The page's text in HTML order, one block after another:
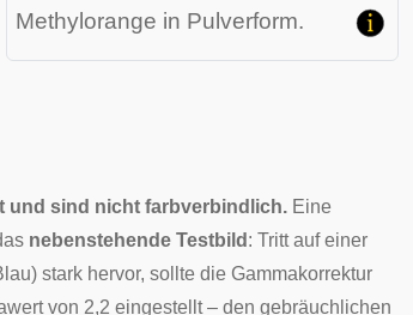
Methylorange in Pulverform.
und sind nicht farbverbindlich. Eine
nebenstehende Testbild : Tritt auf einer
stark hervor, sollte die Gammakorrektur
von 2,2 eingestellt – den gebräuchlichen